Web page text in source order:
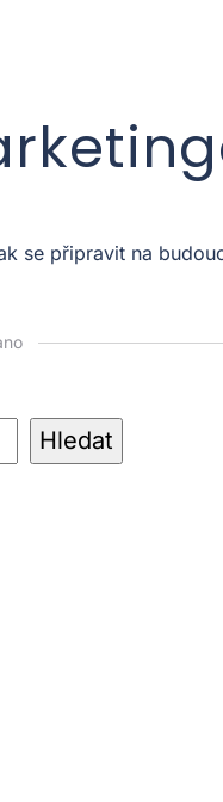
se připravit na
Hledat